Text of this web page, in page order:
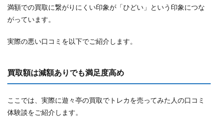
満額での買取に繋がりにくい印象が「ひどい」という印象につな
がっています。
実際の悪い口コミを以下でご紹介します。
買取額は減額ありでも満足度高め
ここでは、実際に遊々亭の買取でトレカを売ってみた人の口コミ
体験談をご紹介します。